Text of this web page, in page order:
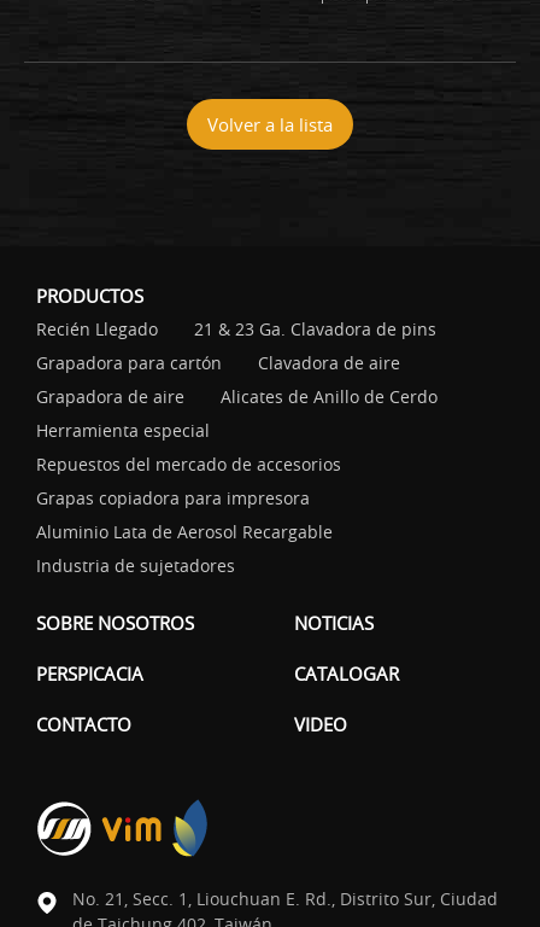
Volver a la lista
PRODUCTOS
Recién Llegado
21 & 23 Ga. Clavadora de pins
Grapadora para cartón
Clavadora de aire
Grapadora de aire
Alicates de Anillo de Cerdo
Herramienta especial
Repuestos del mercado de accesorios
Grapas copiadora para impresora
Aluminio Lata de Aerosol Recargable
Industria de sujetadores
SOBRE NOSOTROS NOTICIAS
PERSPICACIA CATALOGAR
CONTACTO VIDEO
No. 21, Secc. 1, Liouchuan E. Rd., Distrito Sur, Ciudad